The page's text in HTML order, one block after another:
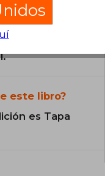
este libro?
es Tapa